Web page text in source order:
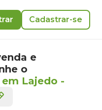
Cadastrar-se
e
o
Lajedo -